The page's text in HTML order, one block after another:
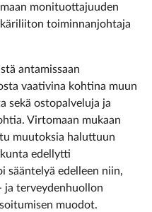
monituottajuuden
toiminnanjohtaja
antamissaan
vaativina kohtina muun
sekä ostopalveluja ja
Virtomaan mukaan
muutoksia haluttuun
edellytti
sääntelyä edelleen niin,
ja terveydenhuollon
muodot.